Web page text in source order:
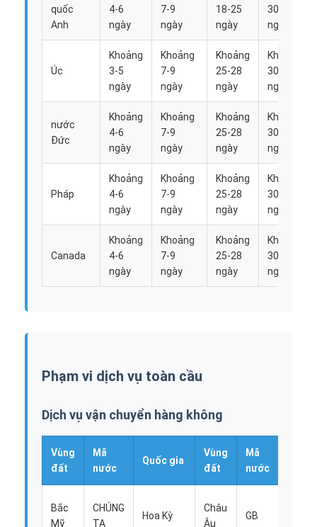
Nhà
Về chúng tôi
quốc
Anh
4-6
ngày
7-9
ngày
18-25
ngày
30-35
ngày
Úc
Khoảng
3-5
ngày
Khoảng
7-9
ngày
Khoảng
25-28
ngày
Khoảng
30-35
ngày
nước
Đức
Khoảng
4-6
ngày
Khoảng
7-9
ngày
Khoảng
25-28
ngày
Khoảng
30-35
ngày
Pháp
Khoảng
4-6
ngày
Khoảng
7-9
ngày
Khoảng
25-28
ngày
Khoảng
30-35
ngày
Canada
Khoảng
4-6
ngày
Khoảng
7-9
ngày
Khoảng
25-28
ngày
Khoảng
30-35
ngày
Phạm vi dịch vụ toàn cầu
Dịch vụ vận chuyển hàng không
Vùng
đất
Mã
nước
Quốc gia
Vùng
đất
Mã
nước
Bắc
Mỹ
CHÚNG
TA
Hoa Kỳ
Châu
Âu
GB